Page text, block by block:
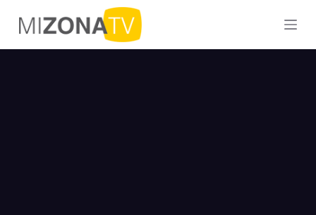
S
a
l